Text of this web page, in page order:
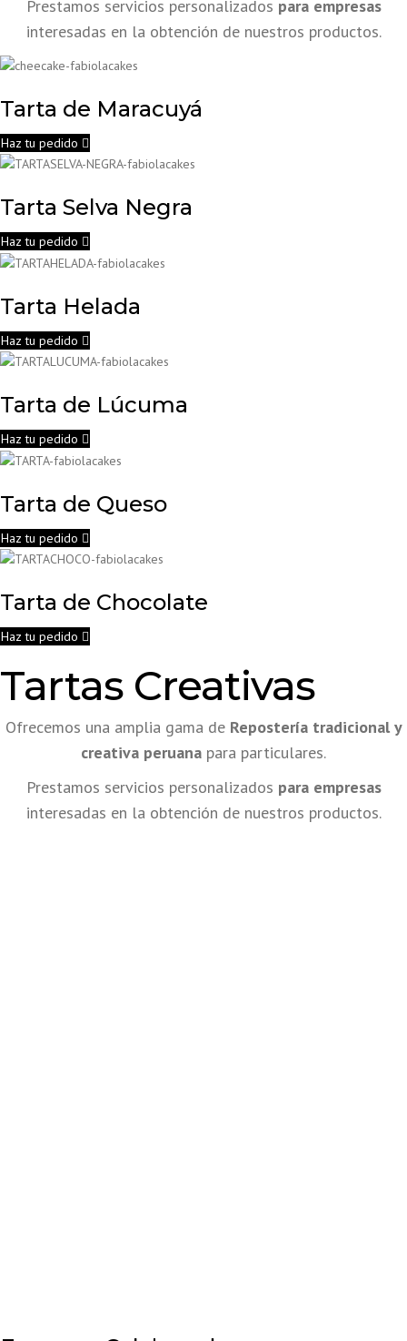
Prestamos servicios personalizados para empresas
interesadas en la obtención de nuestros productos.
Tarta de Maracuyá
Haz tu pedido
Tarta Selva Negra
Haz tu pedido
Tarta Helada
Haz tu pedido
Tarta de Lúcuma
Haz tu pedido
Tarta de Queso
Haz tu pedido
Tarta de Chocolate
Haz tu pedido
Tartas Creativas
Ofrecemos una amplia gama de Repostería tradicional y
creativa peruana para particulares.
Prestamos servicios personalizados para empresas
interesadas en la obtención de nuestros productos.